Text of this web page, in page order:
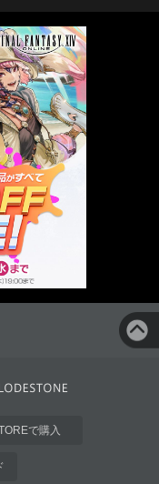
で購入